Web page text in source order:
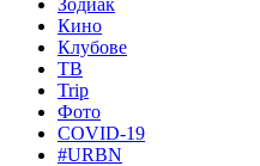
Кино
Клубове
ТВ
Trip
Фото
COVID-19
#URBN